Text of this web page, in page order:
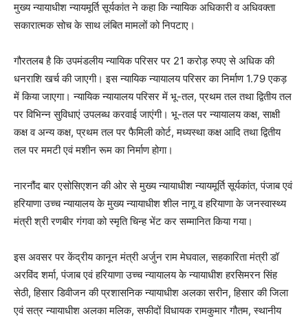
मुख्य न्यायाधीश न्यायमूर्ति सूर्यकांत ने कहा कि न्यायिक अधिकारी व अधिवक्ता
सकारात्मक सोच के साथ लंबित मामलों को निपटाए।
गौरतलब है कि उपमंडलीय न्यायिक परिसर पर 21 करोड़ रुपए से अधिक की
धनराशि खर्च की जाएगी। इस न्यायिक न्यायालय परिसर का निर्माण 1.79 एकड़
में किया जाएगा। न्यायिक न्यायालय परिसर में भू-तल, प्रथम तल तथा द्वितीय तल
पर विभिन्न सुविधाएं उपलब्ध करवाई जाएंगी। भू-तल पर न्यायालय कक्ष, साक्षी
कक्ष व अन्य कक्ष, प्रथम तल पर फैमिली कोर्ट, मध्यस्था कक्ष आदि तथा द्वितीय
तल पर ममटी एवं मशीन रूम का निर्माण होगा।
नारनौंद बार एसोसिएशन की ओर से मुख्य न्यायाधीश न्यायमूर्ति सूर्यकांत, पंजाब एवं
हरियाणा उच्च न्यायालय के मुख्य न्यायाधीश शील नागू व हरियाणा के जनस्वास्थ्य
मंत्री श्री रणबीर गंगवा को स्मृति चिन्ह भेंट कर सम्मानित किया गया।
इस अवसर पर केंद्रीय कानून मंत्री अर्जुन राम मेघवाल, सहकारिता मंत्री डॉ
अरविंद शर्मा, पंजाब एवं हरियाणा उच्च न्यायालय के न्यायाधीश हरसिमरन सिंह
सेठी, हिसार डिवीजन की प्रशासनिक न्यायाधीश अलका सरीन, हिसार की जिला
एवं सत्र न्यायाधीश अलका मलिक, सफीदों विधायक रामकुमार गौतम, स्थानीय